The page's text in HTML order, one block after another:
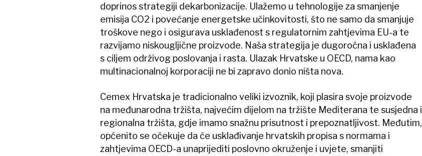
doprinos strategiji dekarbonizacije. Ulažemo u tehnologije za smanjenje
emisija CO2 i povećanje energetske učinkovitosti, što ne samo da smanjuje
troškove nego i osigurava usklađenost s regulatornim zahtjevima EU-a te
razvijamo niskougljične proizvode. Naša strategija je dugoročna i usklađena
s ciljem održivog poslovanja i rasta. Ulazak Hrvatske u OECD, nama kao
multinacionalnoj korporaciji ne bi zapravo donio ništa nova.
Cemex Hrvatska je tradicionalno veliki izvoznik, koji plasira svoje proizvode
na međunarodna tržišta, najvećim dijelom na tržište Mediterana te susjedna i
regionalna tržišta, gdje imamo snažnu prisutnost i prepoznatljivost. Međutim,
općenito se očekuje da će usklađivanje hrvatskih propisa s normama i
zahtjevima OECD-a unaprijediti poslovno okruženje i uvjete, smanjiti